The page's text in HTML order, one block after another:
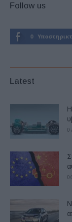
Follow us
0
Latest